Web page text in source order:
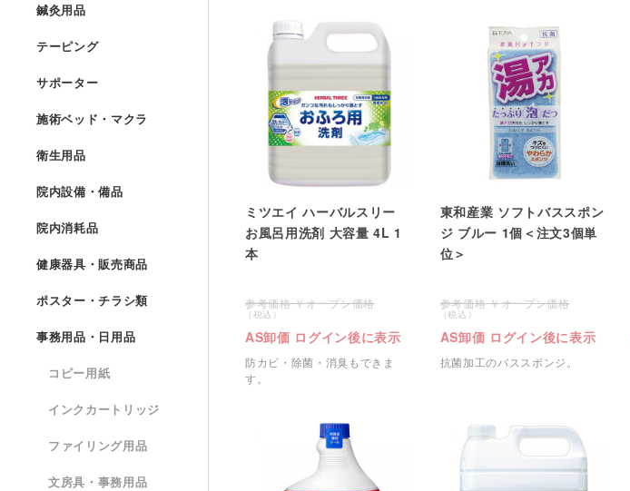
ミツエイ ハーバルスリー
お風呂用洗剤 大容量 4L 1
本
オープン価格
AS卸価 ログイン後に表示
防カビ・除菌・消臭もできま
す。
東和産業 ソフトバススポン
ジ ブルー 1個＜注文3個単
位＞
オープン価格
AS卸価 ログイン後に表示
抗菌加工のバススポンジ。
鍼灸用品
テーピング
サポーター
施術ベッド・マクラ
衛生用品
院内設備・備品
院内消耗品
健康器具・販売商品
ポスター・チラシ類
事務用品・日用品
コピー用紙
インクカートリッジ
ファイリング用品
文房具・事務用品